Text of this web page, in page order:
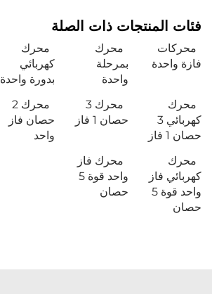
فئات المنتجات ذات الصلة
محركات
فازة واحدة
محرك
بمرحلة
واحدة
محرك
كهربائي
بدورة واحدة
محرك
كهربائي 3
حصان 1 فاز
محرك 3
حصان 1 فاز
محرك 2
حصان فاز
واحد
محرك
كهربائي فاز
واحد قوة 5
حصان
محرك فاز
واحد قوة 5
حصان